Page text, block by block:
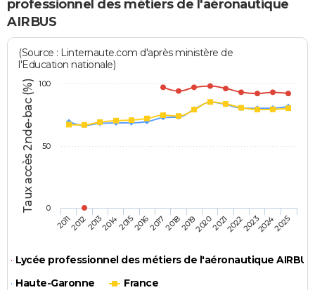
professionnel des métiers de l'aéronautique
AIRBUS
Taux accès 2nde-bac (%)
(Source : Linternaute.com d'après ministère de
l'Education nationale)
Lycée professionnel des métiers de l'aéronautique AIRBUS
Haute-Garonne
France
201120122013201420152016201720182019202020212022202320242025
0
50
100